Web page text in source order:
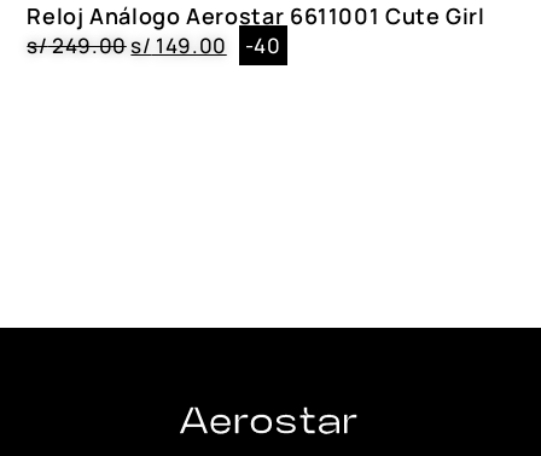
Reloj Análogo Aerostar 6611001 Cute Girl
s/249.00s/ 149.00 -40